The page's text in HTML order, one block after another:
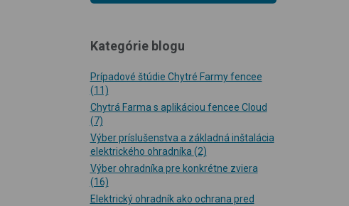
Kategórie blogu
Prípadové štúdie Chytré Farmy fencee
(11)
Chytrá Farma s aplikáciou fencee Cloud
(7)
Výber príslušenstva a základná inštalácia
elektrického ohradníka (2)
Výber ohradníka pre konkrétne zviera
(16)
Elektrický ohradník ako ochrana pred